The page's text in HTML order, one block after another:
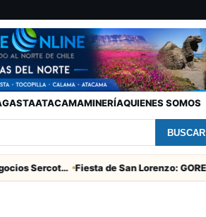
ATACAMAMINERÍAQUIENES SOMOS
BUSCAR
Centro de Desarrollo de Negocios Sercotec-INACAP inaugura Academia de Mujeres Empresarias 2026